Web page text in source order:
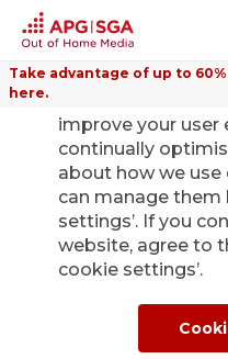
Take advantage of up to
here.
Back
Service
improve your user
continually
about how we use
can manage them
settings’. If you
website, agree to
cookie settings’.